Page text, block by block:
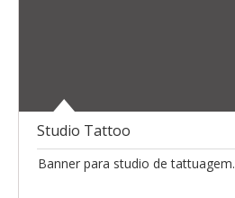
Studio Tattoo
Banner para studio de tattuagem.